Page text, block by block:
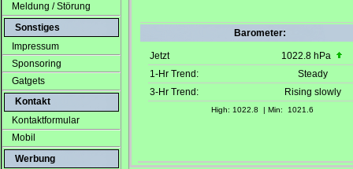
Meldung / Störung
Sonstiges
Impressum
Sponsoring
Gatgets
Kontakt
Kontaktformular
Mobil
Werbung